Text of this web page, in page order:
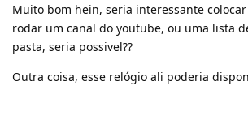
Muito bom hein, seria interessante
rodar um canal do youtube, ou uma lista
pasta, seria possivel??
Outra coisa, esse relógio ali poderia